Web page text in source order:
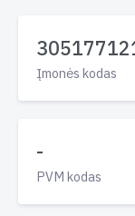
Įmonės kodas
-
PVM kodas